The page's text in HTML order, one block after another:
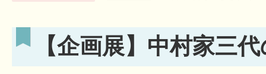
【企画展】中村家三